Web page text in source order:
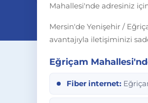
Mahallesi'nde adresiniz
Mersin'de Yenişehir /
avantajıyla iletişiminizi
Eğriçam
Fiber internet: